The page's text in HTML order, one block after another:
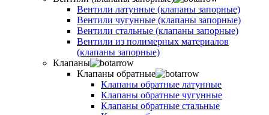
Вентили латунные (клапаны запорные)
Вентили чугунные (клапаны запорные)
Вентили стальные (клапаны запорные)
Вентили из полимерных материалов
(клапаны запорные)
Клапаны
Клапаны обратные
Клапаны обратные латунные
Клапаны обратные чугунные
Клапаны обратные стальные